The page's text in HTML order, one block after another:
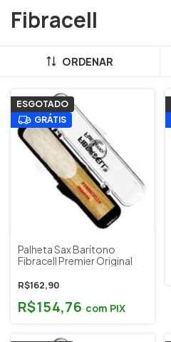
Fibracell
ORDENAR
ESGOTADO
GRÁTIS
Palheta Sax Barítono
Fibracell Premier Original
R$162,90
R$154,76 com PIX